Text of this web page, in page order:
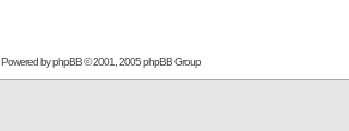
Powered byphpBB© 2001, 2005 phpBB Group